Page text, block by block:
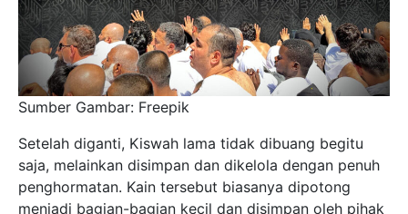
Sumber Gambar: Freepik
Setelah diganti, Kiswah lama tidak dibuang begitu
saja, melainkan disimpan dan dikelola dengan penuh
penghormatan. Kain tersebut biasanya dipotong
menjadi bagian-bagian kecil dan disimpan oleh pihak